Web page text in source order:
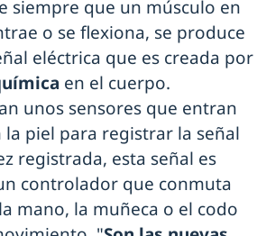
siempre que un músculo en
o se flexiona, se produce
eléctrica que es creada por
en el cuerpo.
unos sensores que entran
la piel para registrar la señal
registrada, esta señal es
controlador que conmuta
mano, la muñeca o el codo